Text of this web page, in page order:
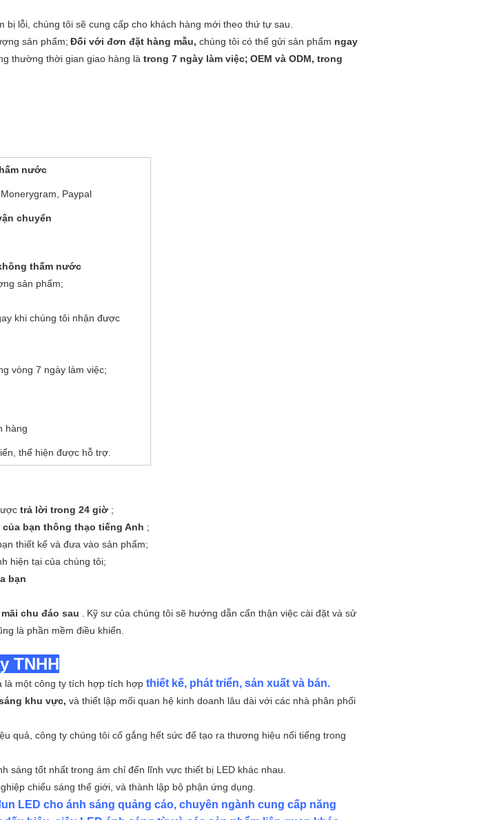
lỗi, chúng tôi sẽ cung cấp cho khách hàng mới theo thứ tự sau.
sản phẩm; Đối với đơn đặt hàng mẫu, chúng tôi có thể gửi sản phẩm ngay
thường thời gian giao hàng là trong 7 ngày làm việc; OEM và ODM, trong
nước
Paypal
chuyển
thấm nước
sản phẩm;
khi chúng tôi nhận được
vòng 7 ngày làm việc;
hàng
thể hiện được hỗ trợ.
trả lời trong 24 giờ ;
bạn thông thạo tiếng Anh ;
thiết kế và đưa vào sản phẩm;
hiện tại của chúng tôi;
bạn
chu đáo sau
Kỹ sư của chúng tôi sẽ hướng dẫn cẩn thận việc cài đặt và sử
là phần mềm điều khiển.
TNHH
là một công ty tích hợp tích hợp thiết kế, phát triển, sản xuất và bán.
khu vực, và thiết lập mối quan hệ kinh doanh lâu dài với các nhà phân phối
quả, công ty chúng tôi cố gắng hết sức để tạo ra thương hiệu nổi tiếng trong
sáng tốt nhất trong ám chỉ đến lĩnh vực thiết bị LED khác nhau.
chiếu sáng thế giới, và thành lập bộ phận ứng dụng.
LED cho ánh sáng quảng cáo, chuyên ngành cung cấp năng